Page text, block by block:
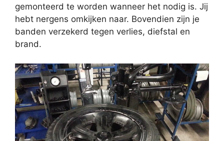
gemonteerd te worden wanneer het nodig is. Jij
hebt nergens omkijken naar. Bovendien zijn je
banden verzekerd tegen verlies, diefstal en
brand.